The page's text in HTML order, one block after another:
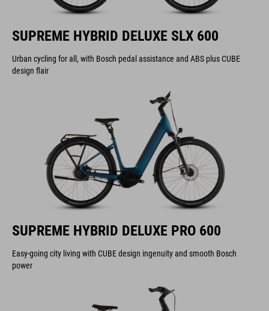
SUPREME HYBRID DELUXE SLX 600
Urban cycling for all, with Bosch pedal assistance and ABS plus CUBE
design flair
SUPREME HYBRID DELUXE PRO 600
Easy-going city living with CUBE design ingenuity and smooth Bosch
power